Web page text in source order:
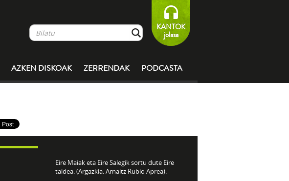
KANTOK
jolasa
AZKEN DISKOAK ZERRENDAK PODCASTA
Eire Maiak eta Eire Salegik sortu dute Eire
taldea. (Argazkia: Arnaitz Rubio Aprea).